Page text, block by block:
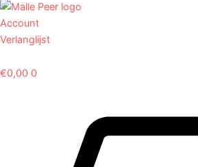
Account
Verlanglijst
€0,00 0